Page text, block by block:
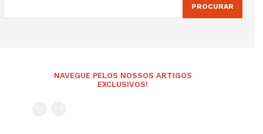
PROCURAR
NAVEGUE PELOS NOSSOS ARTIGOS
EXCLUSIVOS!